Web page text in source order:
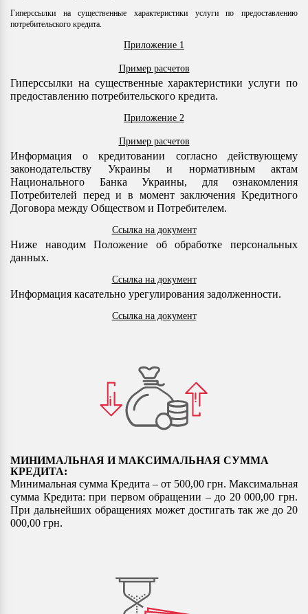
Гиперссылки на существенные характеристики услуги по предоставлению
потребительского кредита.
Приложение 1
Пример расчетов
Гиперссылки на существенные характеристики услуги по
предоставлению потребительского кредита.
Приложение 2
Пример расчетов
Информация о кредитовании согласно действующему
законодательству Украины и нормативным актам
Национального Банка Украины, для ознакомления
Потребителей перед и в момент заключения Кредитного
Договора между Обществом и Потребителем.
Ссылка на документ
Ниже наводим Положение об обработке персональных
данных.
Ссылка на документ
Информация касательно урегулирования задолженности.
Ссылка на документ
МИНИМАЛЬНАЯ И МАКСИМАЛЬНАЯ СУММА
КРЕДИТА:
Минимальная сумма Кредита – от 500,00 грн. Максимальная
сумма Кредита: при первом обращении – до 20 000,00 грн.
При дальнейших обращениях может достигать так же до 20
000,00 грн.